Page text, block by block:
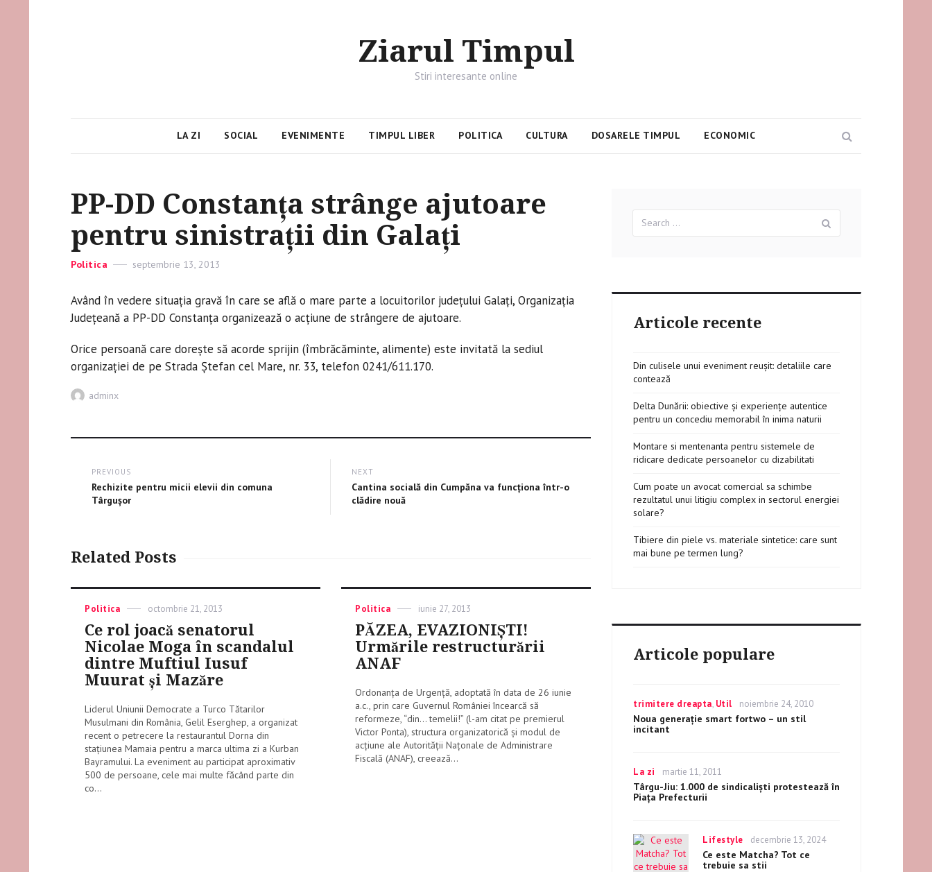
Ziarul Timpul
Stiri interesante online
LA ZI SOCIAL EVENIMENTE TIMPUL LIBER POLITICA CULTURA DOSARELE TIMPUL ECONOMIC
PP-DD Constanţa strânge ajutoare
pentru sinistraţii din Galaţi
Categories
Politica
Posted
septembrie 13, 2013
Având în vedere situaţia gravă în care se află o mare parte a locuitorilor judeţului Galaţi, Organizaţia
Judeţeană a PP-DD Constanţa organizează o acţiune de strângere de ajutoare.
Orice persoană care doreşte să acorde sprijin (îmbrăcăminte, alimente) este invitată la sediul
organizaţiei de pe Strada Ştefan cel Mare, nr. 33, telefon 0241/611.170.
Author
adminx
Post
navigation
PREVIOUS
Previous
post:
Rechizite pentru micii elevii din comuna
Târguşor
NEXT
Next
post:
Cantina socială din Cumpăna va funcţiona într-o
clădire nouă
Related Posts
Categories
Politica
Posted
octombrie 21, 2013
Ce rol joacă senatorul
Nicolae Moga în scandalul
dintre Muftiul Iusuf
Muurat și Mazăre
Liderul Uniunii Democrate a Turco Tătarilor
Musulmani din România, Gelil Eserghep, a organizat
recent o petrecere la restaurantul Dorna din
stațiunea Mamaia pentru a marca ultima zi a Kurban
Bayramului. La eveniment au participat aproximativ
500 de persoane, cele mai multe făcând parte din
co...
Categories
Politica
Posted
iunie 27, 2013
PĂZEA, EVAZIONIŞTI!
Urmările restructurării
ANAF
Ordonanţa de Urgenţă, adoptată în data de 26 iunie
a.c., prin care Guvernul României încearcă să
reformeze, “din... temelii!” (l-am citat pe premierul
Victor Ponta), structura organizatorică şi modul de
acţiune ale Autorităţii Naţonale de Administrare
Fiscală (ANAF), creează...
for:
Articole recente
Din culisele unui eveniment reușit: detaliile care
contează
Delta Dunării: obiective și experiențe autentice
pentru un concediu memorabil în inima naturii
Montare si mentenanta pentru sistemele de
ridicare dedicate persoanelor cu dizabilitati
Cum poate un avocat comercial sa schimbe
rezultatul unui litigiu complex in sectorul energiei
solare?
Tibiere din piele vs. materiale sintetice: care sunt
mai bune pe termen lung?
Articole populare
Categories
trimitere dreapta, Util
Posted
on
noiembrie 24, 2010
Noua generație smart fortwo – un stil
incitant
Categories
La zi
Posted
on
martie 11, 2011
Târgu-Jiu: 1.000 de sindicalişti protestează în
Piaţa Prefecturii
Categories
Lifestyle
Posted
on
decembrie 13, 2024
Ce este Matcha? Tot ce
trebuie sa stii